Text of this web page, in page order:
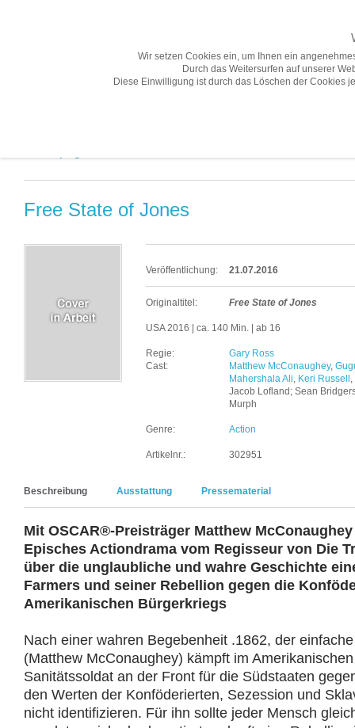
Free State of Jones
Veröffentlichung: 21.07.2016
Originaltitel: Free State of Jones
USA 2016 | ca. 140 Min. | ab 16
Regie:
Gary Ross
Cast:
Matthew McConaughey,
Mahershala Ali, Keri Russell ,
Jacob Lofland; Sean
Murph
Genre: Action
Artikelnr.: 302951
Beschreibung Ausstattung Pressematerial
Mit OSCAR®-Preisträger Matthew McConaughey
Episches Actiondrama vom Regisseur von Die
über die unglaubliche und wahre Geschichte
Farmers und seiner Rebellion gegen die
Amerikanischen Bürgerkriegs
Nach einer wahren Begebenheit .1862, der
(Matthew McConaughey) kämpft im
Sanitätssoldat an der Front für die Südstaaten
den Werten der Konföderierten, Sezession und
nicht identifizieren. Für ihn sollte jeder Mensch
Wir setzen Cookies ein, um Ihnen ein
Durch das Weitersurfen auf unserer
Diese Einwilligung ist durch das Löschen der Cookies